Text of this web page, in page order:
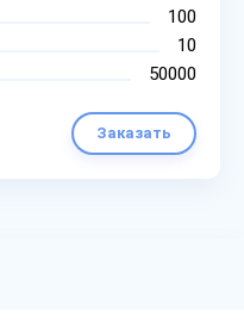
100
10
50000
Заказать